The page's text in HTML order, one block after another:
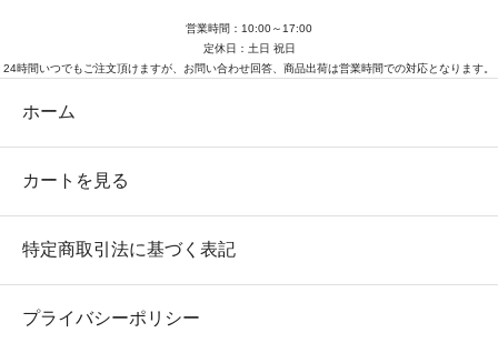
営業時間：10:00～17:00
定休日：土日 祝日
24時間いつでもご注文頂けますが、お問い合わせ回答、商品出荷は営業時間での対応となります。
ホーム
カートを見る
特定商取引法に基づく表記
プライバシーポリシー